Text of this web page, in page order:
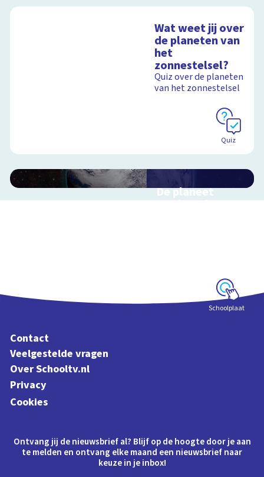
Wat weet jij over
de planeten van
het
zonnestelsel?
Quiz over de planeten
van het zonnestelsel
Quiz
De planeet
aarde en haar
Schoolplaat
Contact
Veelgestelde vragen
Over Schooltv.nl
Privacy
Cookies
Ontvang jij de nieuwsbrief al? Blijf op de hoogte door je aan
te melden en ontvang elke maand een nieuwsbrief naar
keuze in je inbox!